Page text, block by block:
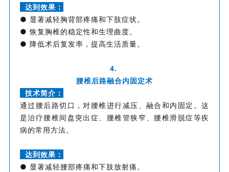
达到效果：
● 显著减轻胸背部疼痛和下肢症状。
● 恢复胸椎的稳定性和生理曲度。
● 降低术后复发率，提高生活质量。
4.
腰椎后路融合内固定术
技术简介：
通过腰后路切口，对腰椎进行减压、融合和内固定。这
是治疗腰椎间盘突出症、腰椎管狭窄、腰椎滑脱症等疾
病的常用方法。
达到效果：
● 显著减轻腰部疼痛和下肢放射痛。